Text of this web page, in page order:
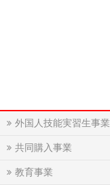
外国人技能実習生事業
共同購入事業
教育事業